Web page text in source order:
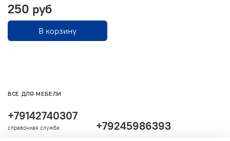
250 руб
В корзину
+79142740307
справочная служба +79245986393
ВСЕ ДЛЯ МЕБЕЛИ